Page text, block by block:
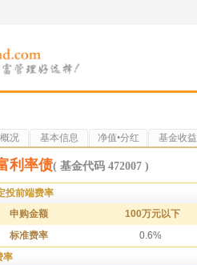
况 基本信息 净值•分红 基金收益
利率债( 基金代码 472007 )
投前端费率
申购金额 100万元以下
标准费率 0.6%
率